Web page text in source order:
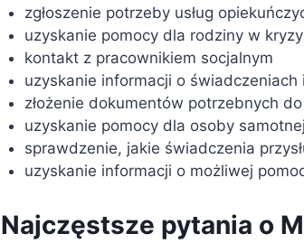
zgłoszenie potrzeby usług
uzyskanie pomocy dla rodziny w
kontakt z pracownikiem socjalnym
uzyskanie informacji o świadczeniach
złożenie dokumentów potrzebnych
uzyskanie pomocy dla osoby samotnej
sprawdzenie, jakie świadczenia
uzyskanie informacji o możliwej
Najczęstsze pytania o